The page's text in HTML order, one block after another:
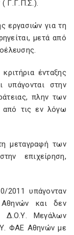
( Γ.Γ.Π.Σ.).
εργασιών για τη
μετά από
ένταξης
υπάγονται στην
πλην των
από τις εν λόγω
μεταγραφή των
επιχείρηση,
2011 υπάγονταν
και δεν
Δ.Ο.Υ. Μεγάλων
ΦΑΕ Αθηνών με